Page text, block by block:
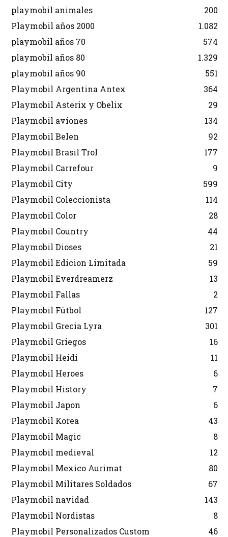
playmobil animales
200
Playmobil años 2000
1.082
playmobil años 70
574
playmobil años 80
1.329
playmobil años 90
551
Playmobil Argentina Antex
364
Playmobil Asterix y Obelix
29
Playmobil aviones
134
Playmobil Belen
92
Playmobil Brasil Trol
177
Playmobil Carrefour
9
Playmobil City
599
Playmobil Coleccionista
114
Playmobil Color
28
Playmobil Country
44
Playmobil Dioses
21
Playmobil Edicion Limitada
59
Playmobil Everdreamerz
13
Playmobil Fallas
2
Playmobil Fútbol
127
Playmobil Grecia Lyra
301
Playmobil Griegos
16
Playmobil Heidi
11
Playmobil Heroes
6
Playmobil History
7
Playmobil Japon
6
Playmobil Korea
43
Playmobil Magic
8
Playmobil medieval
12
Playmobil Mexico Aurimat
80
Playmobil Militares Soldados
67
Playmobil navidad
143
Playmobil Nordistas
8
Playmobil Personalizados Custom
46